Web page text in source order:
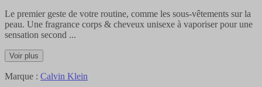
Le premier geste de votre routine, comme les sous-vêtements sur la
peau. Une fragrance corps & cheveux unisexe à vaporiser pour une
sensation second ...
Voir plus
Marque : Calvin Klein